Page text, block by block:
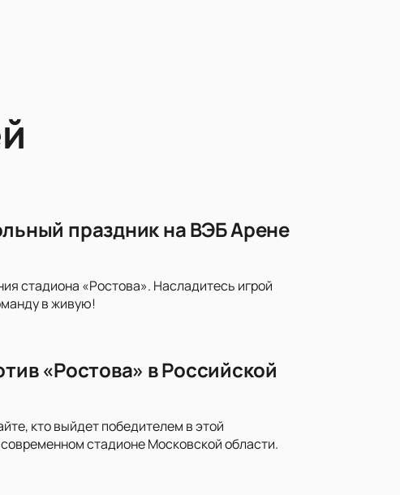
праздник на ВЭБ Арене
стадиона «Ростова». Насладитесь игрой
в живую!
«Ростова» в Российской
кто выйдет победителем в этой
стадионе Московской области.